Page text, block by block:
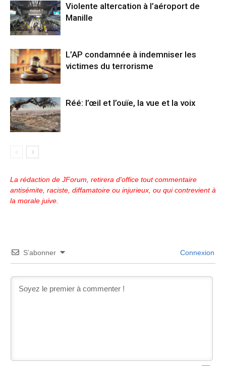
Violente altercation à l’aéroport de
Manille
L’AP condamnée à indemniser les
victimes du terrorisme
Réé: l’œil et l’ouïe, la vue et la voix
La rédaction de JForum, retirera d'office tout commentaire
antisémite, raciste, diffamatoire ou injurieux, ou qui contrevient à
la morale juive.
S’abonner Connexion